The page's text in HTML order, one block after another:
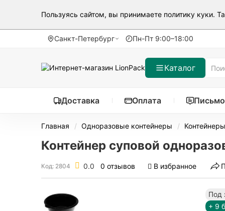
Пользуясь сайтом, вы принимаете политику куки.
Санкт-Петербург Пн-Пт 9:00–18:00
Каталог
Доставка Оплата
Главная Одноразовые контейнеры
Контейнер суповой
Код: 2804 0.0 0 отзывов В избранное
Под
+ 9